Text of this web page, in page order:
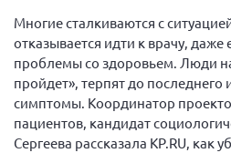
Многие сталкиваются с
отказывается идти к врачу, даже
проблемы со здоровьем. Люди
пройдет», терпят до
симптомы. Координатор
пациентов, кандидат
Сергеева рассказала KP.RU, как